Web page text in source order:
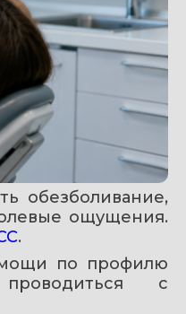
обезболивание,
ощущения.
.
по профилю
с